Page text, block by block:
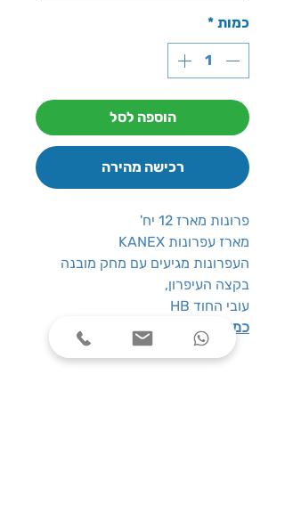
כמות *
הוספה לסל
רכישה מהירה
פרונות מארז 12 יח'
מארז עפרונות KANEX
העפרונות מגיעים עם מחק מובנה
בקצה העיפרון,
עובי החוד HB
כמות במארז: